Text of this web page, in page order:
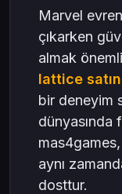
Marvel
çıkarken
almak
lattice
bir deneyim
dünyasında
aynı
dosttur.